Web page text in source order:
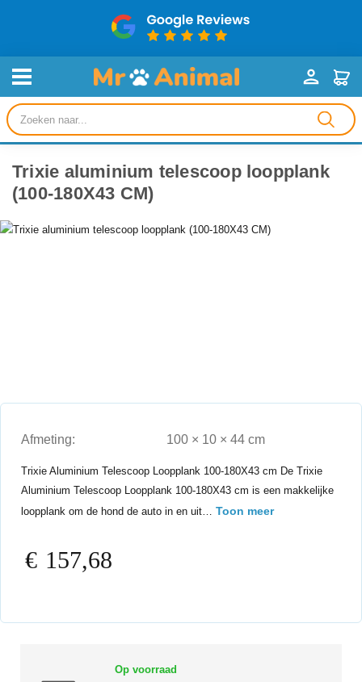
Producten
zoeken
Trixie aluminium telescoop loopplank
(100-180X43 CM)
Afmeting: 100 × 10 × 44 cm
Trixie Aluminium Telescoop Loopplank 100-180X43 cm De Trixie
Aluminium Telescoop Loopplank 100-180X43 cm is een makkelijke
loopplank om de hond de auto in en uit… Toon meer
€ 157,68
Op voorraad